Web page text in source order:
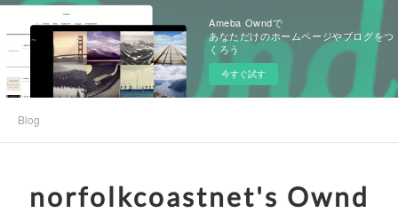
Ameba Owndで
あなただけのホームページやブログをつ
くろう
今すぐ試す
Blog
norfolkcoastnet's Ownd